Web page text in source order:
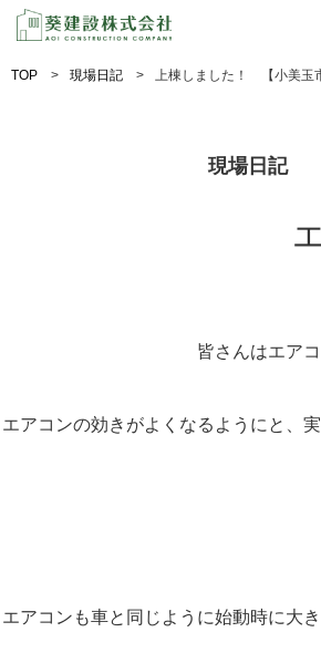
TOP > 現場日記 > 上棟しました！ 【小美玉
現場日記
皆さんはエア
エアコンの効きがよくなるようにと、
エアコンも車と同じように始動時に大